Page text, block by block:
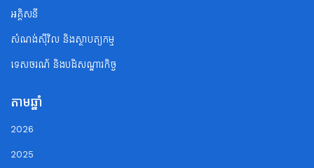
អគ្គិសនី
សំណង់ស៊ីវិល និងស្ថាបត្យកម្ម
ទេសចរណ័ និងបដិសណ្ឋារកិច្ច
តាមឆ្នាំ
2026
2025